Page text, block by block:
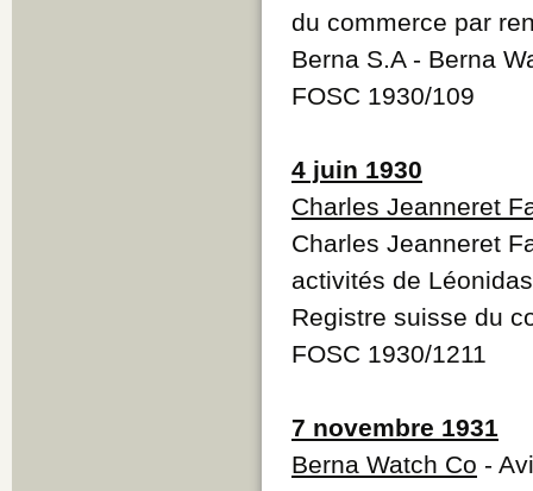
du commerce par
Berna S.A - Berna
FOSC 1930/109
4 juin 1930
Charles Jeanneret
Charles Jeanneret
activités de
Registre suisse du
FOSC 1930/1211
7 novembre 1931
Berna Watch Co -